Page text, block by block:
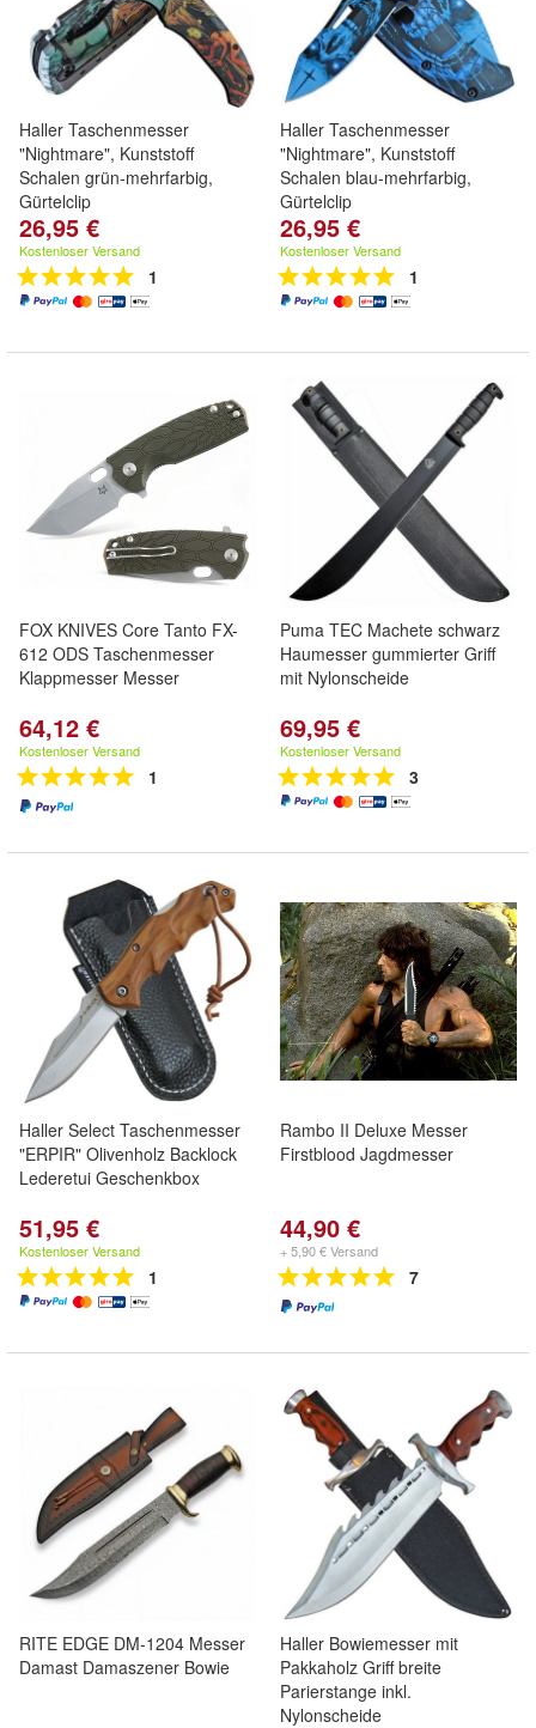
Haller Taschenmesser
"Nightmare", Kunststoff
Schalen grün-mehrfarbig,
Gürtelclip
26,95 €
Kostenloser Versand
1
Haller Taschenmesser
"Nightmare", Kunststoff
Schalen blau-mehrfarbig,
Gürtelclip
26,95 €
Kostenloser Versand
1
FOX KNIVES Core Tanto FX-
612 ODS Taschenmesser
Klappmesser Messer
64,12 €
Kostenloser Versand
1
Puma TEC Machete schwarz
Haumesser gummierter Griff
mit Nylonscheide
69,95 €
Kostenloser Versand
3
Haller Select Taschenmesser
"ERPIR" Olivenholz Backlock
Lederetui Geschenkbox
51,95 €
Kostenloser Versand
1
Rambo II Deluxe Messer
Firstblood Jagdmesser
44,90 €
+ 5,90 € Versand
7
RITE EDGE DM-1204 Messer
Damast Damaszener Bowie
Haller Bowiemesser mit
Pakkaholz Griff breite
Parierstange inkl.
Nylonscheide